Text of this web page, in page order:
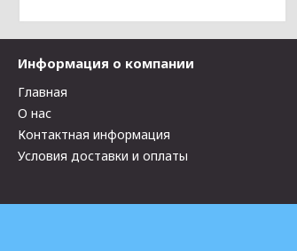
Информация о компании
Главная
О нас
Контактная информация
Условия доставки и оплаты